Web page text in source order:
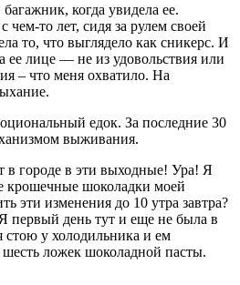
когда увидела ее.
то лет, сидя за рулем своей
то, что выглядело как сникерс. И
ее лице — не из удовольствия или
– что меня охватило. На
едок. За последние 30
выживания.
в городе в эти выходные! Ура! Я
крошечные шоколадки моей
эти изменения до 10 утра завтра?
первый день тут и еще не была в
стою у холодильника и ем
ложек шоколадной пасты.